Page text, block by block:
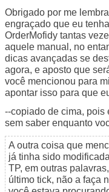
Obrigado por me
engraçado que eu
OrderMofidy tantas
aquele manual, no
dicas avançadas se
agora, e aposto que
você mencionou para
apontar isso para que
--copiado de cima, pois
sem saber enquanto
A outra coisa que
já tinha sido
TP, em outras
último tick, não a faça